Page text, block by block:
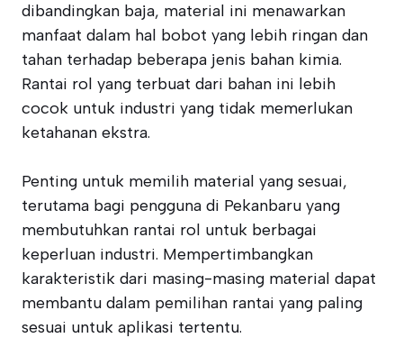
dibandingkan baja, material ini menawarkan
manfaat dalam hal bobot yang lebih ringan dan
tahan terhadap beberapa jenis bahan kimia.
Rantai rol yang terbuat dari bahan ini lebih
cocok untuk industri yang tidak memerlukan
ketahanan ekstra.
Penting untuk memilih material yang sesuai,
terutama bagi pengguna di Pekanbaru yang
membutuhkan rantai rol untuk berbagai
keperluan industri. Mempertimbangkan
karakteristik dari masing-masing material dapat
membantu dalam pemilihan rantai yang paling
sesuai untuk aplikasi tertentu.